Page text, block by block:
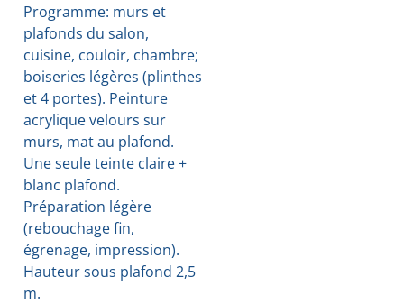
Programme: murs et
plafonds du salon,
cuisine, couloir, chambre;
boiseries légères (plinthes
et 4 portes). Peinture
acrylique velours sur
murs, mat au plafond.
Une seule teinte claire +
blanc plafond.
Préparation légère
(rebouchage fin,
égrenage, impression).
Hauteur sous plafond 2,5
m.